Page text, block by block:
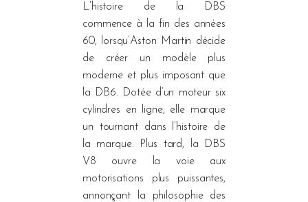
L’histoire de la DBS
commence à la fin des années
60, lorsqu’Aston Martin décide
de créer un modèle plus
moderne et plus imposant que
la DB6. Dotée d’un moteur six
cylindres en ligne, elle marque
un tournant dans l’histoire de
la marque. Plus tard, la DBS
V8 ouvre la voie aux
motorisations plus puissantes,
annonçant la philosophie des